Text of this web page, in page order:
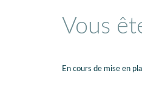
Vous
En cours de mise en